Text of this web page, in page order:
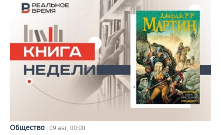
Общество 09 авг, 00:00